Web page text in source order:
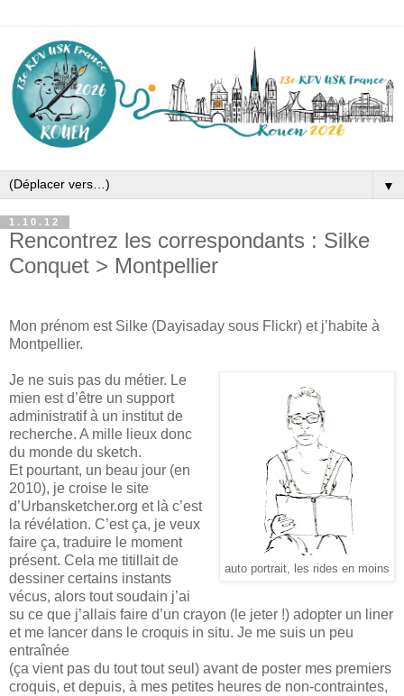
▼
1.10.12
Rencontrez les correspondants : Silke
Conquet > Montpellier
Mon prénom est Silke (Dayisaday sous Flickr) et j’habite à
Montpellier.
auto portrait, les rides en moins
Je ne suis pas du métier. Le
mien est d’être un support
administratif à un institut de
recherche. A mille lieux donc
du monde du sketch.
Et pourtant, un beau jour (en
2010), je croise le site
d’Urbansketcher.org et là c’est
la révélation. C’est ça, je veux
faire ça, traduire le moment
présent. Cela me titillait de
dessiner certains instants
vécus, alors tout soudain j’ai
su ce que j’allais faire d’un crayon (le jeter !) adopter un liner
et me lancer dans le croquis in situ. Je me suis un peu
entraînée
(ça vient pas du tout tout seul) avant de poster mes premiers
croquis, et depuis, à mes petites heures de non-contraintes,